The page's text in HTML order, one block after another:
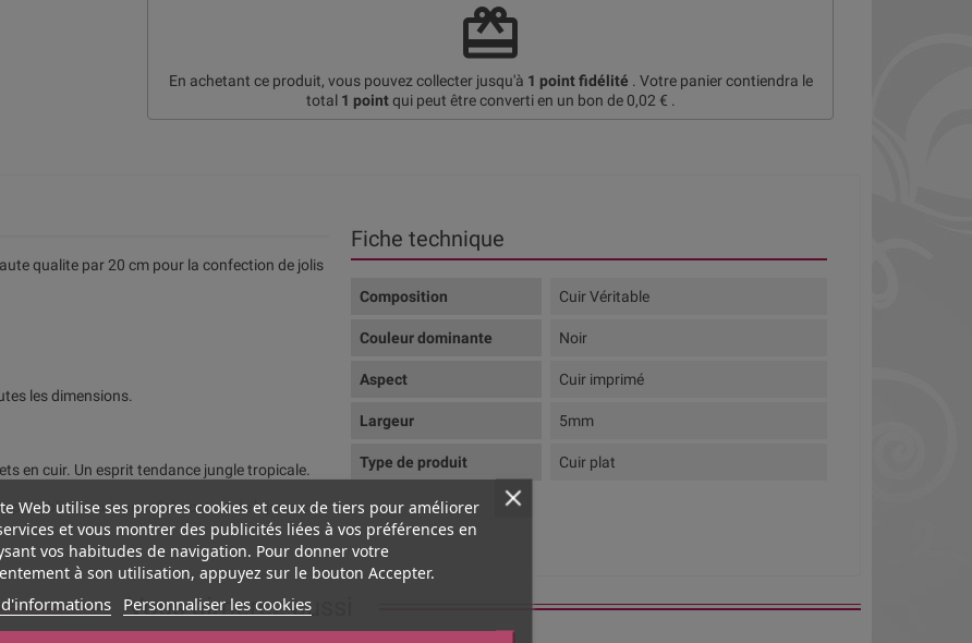
redeem
En achetant ce produit, vous pouvez collecter jusqu'à 1 point fidélité . Votre panier contiendra le
total 1 pointqui peut être converti en un bon de 0,02 € .
qualite par 20 cm pour la confection de jolis
les dimensions.
en cuir. Un esprit tendance jungle tropicale.
pour bijoux, cuir pour fabrication de bijoux, cuir
Fiche technique
Composition Cuir Véritable
Couleur dominante Noir
Aspect Cuir imprimé
Largeur 5mm
Type de produit Cuir plat
Vous aimerez aussi
Web utilise ses propres cookies et ceux de tiers pour améliorer
et vous montrer des publicités liées à vos préférences en
vos habitudes de navigation. Pour donner votre
à son utilisation, appuyez sur le bouton Accepter.
d'informations Personnaliser les cookies